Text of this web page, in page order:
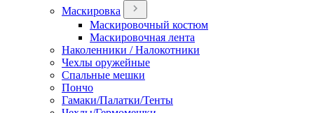
Маскировка
Маскировочный костюм
Маскировочная лента
Наколенники / Налокотники
Чехлы оружейные
Спальные мешки
Пончо
Гамаки/Палатки/Тенты